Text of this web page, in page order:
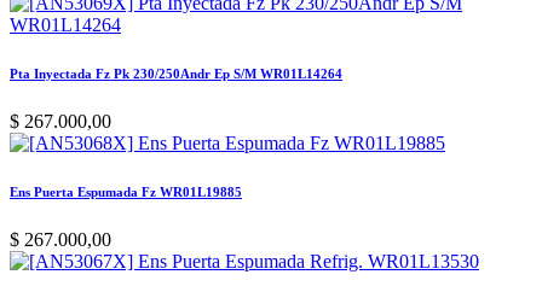
Pta Inyectada Fz Pk 230/250Andr Ep S/M WR01L14264
$ 267.000,00
Ens Puerta Espumada Fz WR01L19885
$ 267.000,00